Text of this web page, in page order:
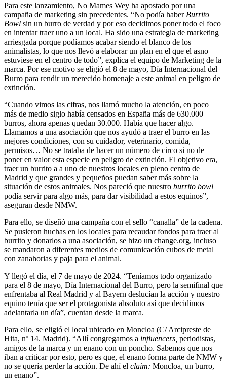
Para este lanzamiento, No Mames Wey ha apostado por una
campaña de marketing sin precedentes. “No podía haber Burrito
Bowl sin un burro de verdad y por eso decidimos poner todo el foco
en intentar traer uno a un local. Ha sido una estrategia de marketing
arriesgada porque podíamos acabar siendo el blanco de los
animalistas, lo que nos llevó a elaborar un plan en el que el asno
estuviese en el centro de todo”, explica el equipo de Marketing de la
marca. Por ese motivo se eligió el 8 de mayo, Día Internacional del
Burro para rendir un merecido homenaje a este animal en peligro de
extinción.
“Cuando vimos las cifras, nos llamó mucho la atención, en poco
más de medio siglo había censados en España más de 630.000
burros, ahora apenas quedan 30.000. Había que hacer algo.
Llamamos a una asociación que nos ayudó a traer el burro en las
mejores condiciones, con su cuidador, veterinario, comida,
permisos… No se trataba de hacer un número de circo si no de
poner en valor esta especie en peligro de extinción. El objetivo era,
traer un burrito a a uno de nuestros locales en pleno centro de
Madrid y que grandes y pequeños puedan saber más sobre la
situación de estos animales. Nos pareció que nuestro burrito bowl
podía servir para algo más, para dar visibilidad a estos equinos”,
aseguran desde NMW.
Para ello, se diseñó una campaña con el sello “canalla” de la cadena.
Se pusieron huchas en los locales para recaudar fondos para traer al
burrito y donarlos a una asociación, se hizo un change.org, incluso
se mandaron a diferentes medios de comunicación cubos de metal
con zanahorias y paja para el animal.
Y llegó el día, el 7 de mayo de 2024. “Teníamos todo organizado
para el 8 de mayo, Día Internacional del Burro, pero la semifinal que
enfrentaba al Real Madrid y al Bayern deslucían la acción y nuestro
equino tenía que ser el protagonista absoluto así que decidimos
adelantarla un día”, cuentan desde la marca.
Para ello, se eligió el local ubicado en Moncloa (C/ Arcipreste de
Hita, nº 14. Madrid). “Allí congregamos a influencers, periodistas,
amigos de la marca y un enano con un poncho. Sabemos que nos
iban a criticar por esto, pero es que, el enano forma parte de NMW y
no se quería perder la acción. De ahí el claim: Moncloa, un burro,
un enano”.